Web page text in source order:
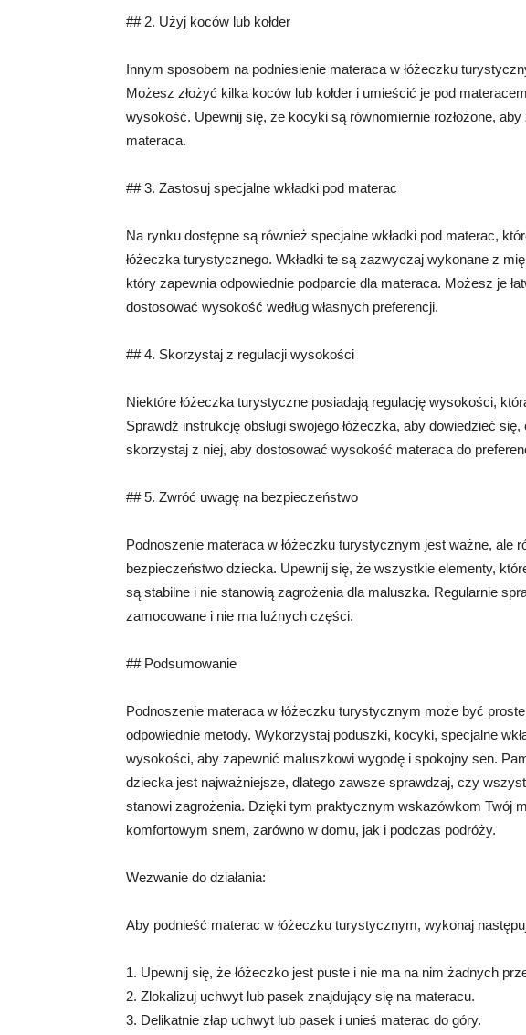
## 2. Użyj koców lub kołder
Innym sposobem na podniesienie materaca w łóżeczku
Możesz złożyć kilka koców lub kołder i umieścić je pod
wysokość. Upewnij się, że kocyki są równomiernie rozłożone,
materaca.
## 3. Zastosuj specjalne wkładki pod materac
Na rynku dostępne są również specjalne wkładki pod materac,
łóżeczka turystycznego. Wkładki te są zazwyczaj wykonane z
który zapewnia odpowiednie podparcie dla materaca. Możesz je
dostosować wysokość według własnych preferencji.
## 4. Skorzystaj z regulacji wysokości
Niektóre łóżeczka turystyczne posiadają regulację wysokości,
Sprawdź instrukcję obsługi swojego łóżeczka, aby dowiedzieć
skorzystaj z niej, aby dostosować wysokość materaca do
## 5. Zwróć uwagę na bezpieczeństwo
Podnoszenie materaca w łóżeczku turystycznym jest ważne, ale
bezpieczeństwo dziecka. Upewnij się, że wszystkie elementy,
są stabilne i nie stanowią zagrożenia dla maluszka. Regularnie
zamocowane i nie ma luźnych części.
## Podsumowanie
Podnoszenie materaca w łóżeczku turystycznym może być
odpowiednie metody. Wykorzystaj poduszki, kocyki, specjalne
wysokości, aby zapewnić maluszkowi wygodę i spokojny sen.
dziecka jest najważniejsze, dlatego zawsze sprawdzaj, czy
stanowi zagrożenia. Dzięki tym praktycznym wskazówkom Twój
komfortowym snem, zarówno w domu, jak i podczas podróży.
Wezwanie do działania:
Aby podnieść materac w łóżeczku turystycznym, wykonaj
1. Upewnij się, że łóżeczko jest puste i nie ma na nim żadnych
2. Zlokalizuj uchwyt lub pasek znajdujący się na materacu.
3. Delikatnie złap uchwyt lub pasek i unieś materac do góry.